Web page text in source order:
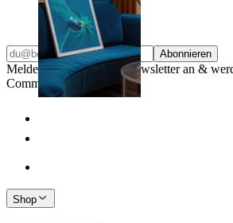
Ab 14,95 €
Abonnieren
Melde dich für unseren Newsletter an &
Community
Shop